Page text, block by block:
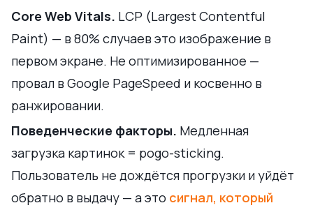
Core Web Vitals. LCP (Largest Contentful
Paint) — в 80% случаев это изображение в
первом экране. Не оптимизированное —
провал в Google PageSpeed и косвенно в
ранжировании.
Поведенческие факторы. Медленная
загрузка картинок = pogo-sticking.
Пользователь не дождётся прогрузки и уйдёт
обратно в выдачу — а это сигнал, который